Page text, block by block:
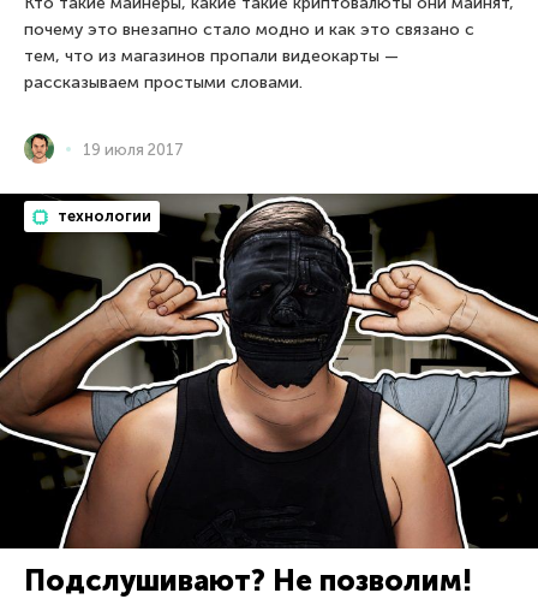
почему это внезапно стало модно и как это связано с
тем, что из магазинов пропали видеокарты —
рассказываем простыми словами.
19 июля 2017
технологии
Подслушивают? Не позволим!